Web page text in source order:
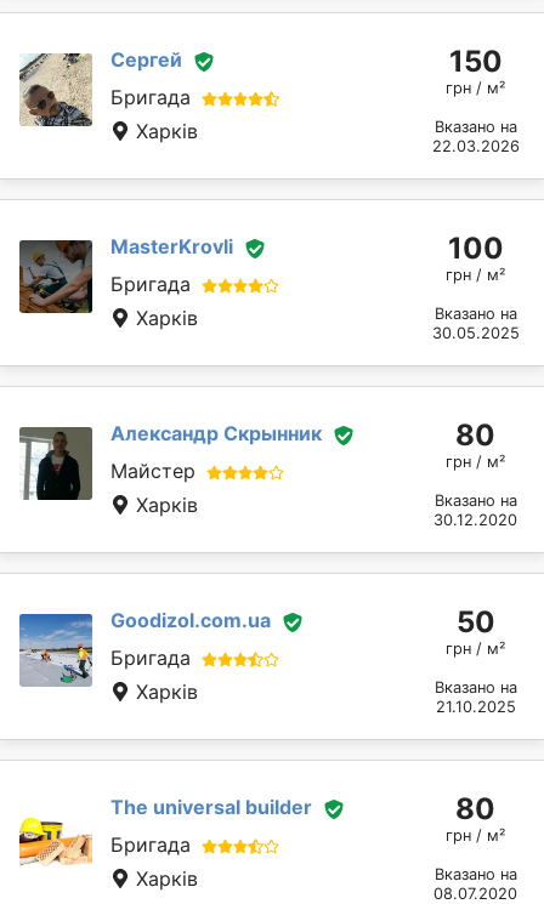
Сергей
Бригада
Харків
150
грн / м²
Вказано на
22.03.2026
MasterKrovli
Бригада
Харків
100
грн / м²
Вказано на
30.05.2025
Александр Скрынник
Майстер
Харків
80
грн / м²
Вказано на
30.12.2020
Goodizol.com.ua
Бригада
Харків
50
грн / м²
Вказано на
21.10.2025
The universal builder
Бригада
Харків
80
грн / м²
Вказано на
08.07.2020